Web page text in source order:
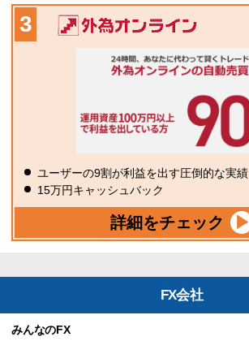
ユーザーの9割が利益を出す圧倒的な実績
15万円キャッシュバック
詳細をチェック
FX会社
みんなのFX